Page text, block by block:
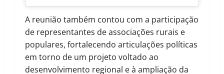
A reunião também contou com a participação
de representantes de associações rurais e
populares, fortalecendo articulações políticas
em torno de um projeto voltado ao
desenvolvimento regional e à ampliação da